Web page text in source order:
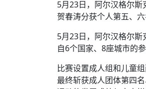
5月23日，阿尔汉格尔斯
贺春涛分获个人第五、
5月23日，阿尔汉格尔
自6个国家、8座城市的
比赛设置成人组和儿童
最终斩获成人团体第四